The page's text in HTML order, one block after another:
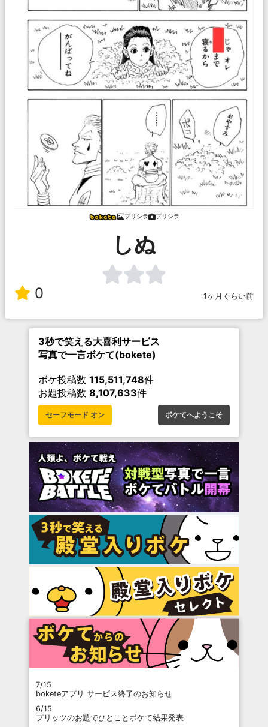
プリシラ プリシラ
しぬ
0 1ヶ月くらい前
3秒で笑える大喜利サービス
写真で一言ボケて(bokete)
ボケ投稿数 115,511,748件
お題投稿数 8,107,633件
セーフモード オン ボケてへようこそ
7/15
boketeアプリ サービス終了のお知らせ
6/15
プリッツのお題でひとことボケて結果発表